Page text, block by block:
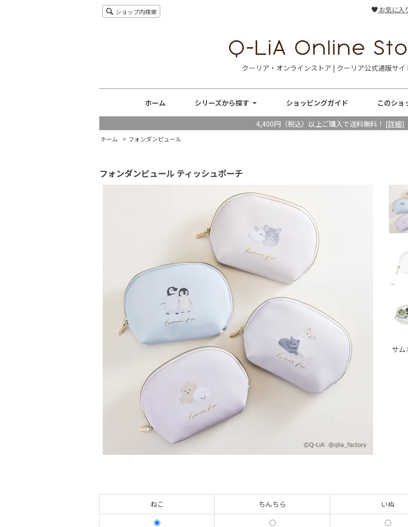
お気に入
ショップ内検索
クーリア・オンラインストア | クーリア公式通販サ
ホーム シリーズから探す ショッピングガイド このショ
4,400円（税込）以上ご購入で送料無料！ [詳細]
ホーム > フォンダンピュール
フォンダンピュール ティッシュポーチ
サム
ねこ ちんちら いぬ